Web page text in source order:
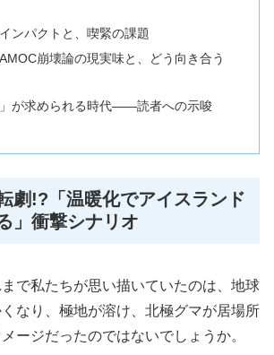
ンパクトと、喫緊の課題
崩壊論の現実味と、どう向き合う
」が求められる時代――読者への示唆
劇!?「温暖化でアイスランド
」衝撃シナリオ
で私たちが思い描いていたのは、地球
なり、極地が溶け、北極グマが居場所
ージだったのではないでしょうか。